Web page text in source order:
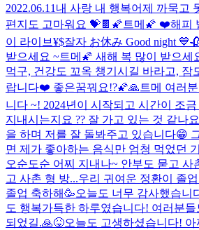
2022.06.11 내 사랑 내 행복어제 까묵고
편지도 고마워요 💝🍫 🌠트메🌠 ❤️해피
이 라이브¥$잘자 お休み Good night 💙
받으세요 ~트메🌠 새해 복 많이 받으세
먹구, 건강도 꼬옥 챙기시길 바라고, 잠
랍니다❤️ 좋은꿈꿔요!?🌠🙏 트메 여러
니다 ~! 2024년이 시작되고 시간이 조
지내시는지요 ?? 잘 가고 있는 것 같나
을 하며 저를 잘 돌봐주고 있습니다😁
면 제가 좋아하는 음식만 엄청 먹었던
오순도순 어찌 지내나~ 안부도 묻고 사
고 사촌 형 방...우리 귀여운 정환이 졸
졸업 축하해🥳오늘도 너무 감사했습니
도 행복가득한 하루였습니다! 여러분
되었길.🙏😝오늘도 고생하셨습니다!